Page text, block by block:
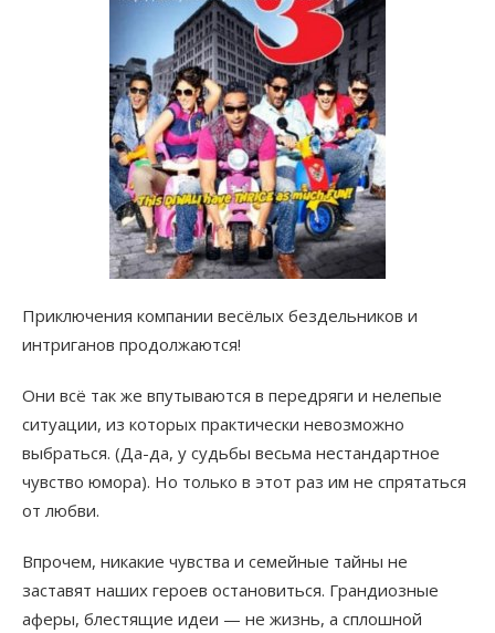
Приключения компании весёлых бездельников и
интриганов продолжаются!
Они всё так же впутываются в передряги и нелепые
ситуации, из которых практически невозможно
выбраться. (Да-да, у судьбы весьма нестандартное
чувство юмора). Но только в этот раз им не спрятаться
от любви.
Впрочем, никакие чувства и семейные тайны не
заставят наших героев остановиться. Грандиозные
аферы, блестящие идеи — не жизнь, а сплошной